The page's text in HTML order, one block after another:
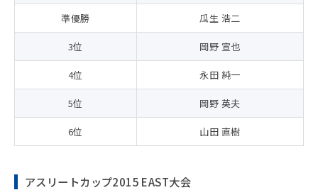
準優勝 瓜生 浩二
3位 岡野 宣也
4位 永田 純一
5位 岡野 英夫
6位 山田 直樹
アスリートカップ2015 EAST大会